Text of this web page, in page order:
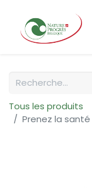
Tous les produits
Prenez la